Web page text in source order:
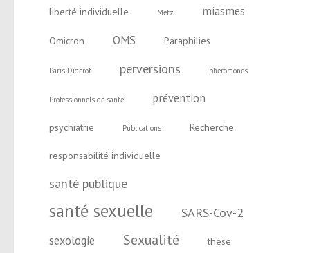
liberté individuelle Metz miasmes
Omicron OMS Paraphilies
Paris Diderot perversions phéromones
Professionnels de santé prévention
psychiatrie Publications Recherche
responsabilité individuelle
santé publique
santé sexuelle SARS-Cov-2
sexologie Sexualité thèse